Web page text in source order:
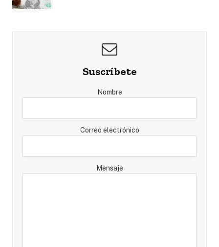
Suscríbete
Nombre
Correo electrónico
Mensaje